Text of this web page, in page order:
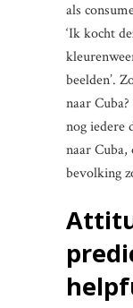
als
‘Ik kocht
beelden’.
naar
nog iedere
naar
bevolking